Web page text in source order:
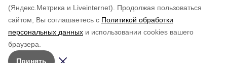
(Яндекс.Метрика и Liveinternet).
Продолжая пользоваться
сайтом, Вы соглашаетесь с Политикой обработки
персональных данных и использовании cookies вашего
браузера.
Принять
Подписывайтесь на наш Telegram
канал
Рассказываем о главном в районе. Самая актуальная